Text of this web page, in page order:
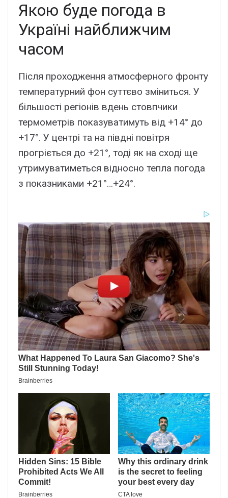
Якою буде погода в
Україні найближчим
часом
Після проходження атмосферного фронту
температурний фон суттєво зміниться. У
більшості регіонів вдень стовпчики
термометрів показуватимуть від +14° до
+17°. У центрі та на півдні повітря
прогріється до +21°, тоді як на сході ще
утримуватиметься відносно тепла погода
з показниками +21°…+24°.